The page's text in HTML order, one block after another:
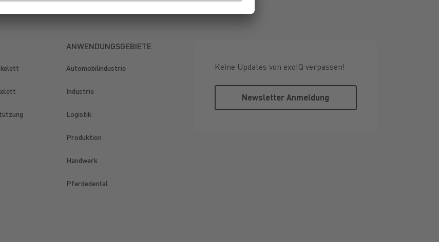
ANWENDUNGSGEBIETE
Automobilindustrie
Industrie
Logistik
Produktion
Handwerk
Pferdedental
Keine Updates von exoIQ verpassen!
Newsletter Anmeldung
Newsletter Anmeldung